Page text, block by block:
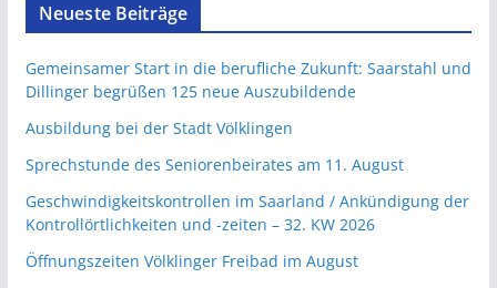
Neueste Beiträge
Gemeinsamer Start in die berufliche Zukunft: Saarstahl und
Dillinger begrüßen 125 neue Auszubildende
Ausbildung bei der Stadt Völklingen
Sprechstunde des Seniorenbeirates am 11. August
Geschwindigkeitskontrollen im Saarland / Ankündigung der
Kontrollörtlichkeiten und -zeiten – 32. KW 2026
Öffnungszeiten Völklinger Freibad im August